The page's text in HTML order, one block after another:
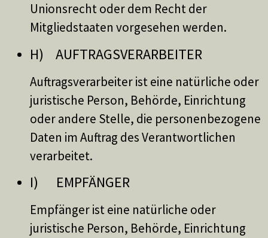
Unionsrecht oder dem Recht der
Mitgliedstaaten vorgesehen werden.
H) AUFTRAGSVERARBEITER
Auftragsverarbeiter ist eine natürliche oder
juristische Person, Behörde, Einrichtung
oder andere Stelle, die personenbezogene
Daten im Auftrag des Verantwortlichen
verarbeitet.
I) EMPFÄNGER
Empfänger ist eine natürliche oder
juristische Person, Behörde, Einrichtung